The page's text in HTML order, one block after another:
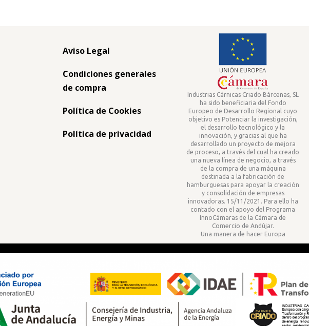
Aviso Legal
Condiciones generales
de compra
Política de Cookies
Política de privacidad
Industrias Cárnicas Criado Bárcenas, SL
ha sido beneficiaria del Fondo
Europeo de Desarrollo Regional cuyo
objetivo es Potenciar la investigación,
el desarrollo tecnológico y la
innovación, y gracias al que ha
desarrollado un proyecto de mejora
de proceso, a través del cual ha creado
una nueva línea de negocio, a través
de la compra de una máquina
destinada a la fabricación de
hamburguesas para apoyar la creación
y consolidación de empresas
innovadoras. 15/11/2021. Para ello ha
contado con el apoyo del Programa
InnoCámaras de la Cámara de
Comercio de Andújar.
Una manera de hacer Europa